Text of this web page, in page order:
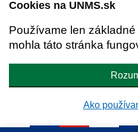
Cookies na UNMS.sk
Používame len
mohla táto stránka
Ako